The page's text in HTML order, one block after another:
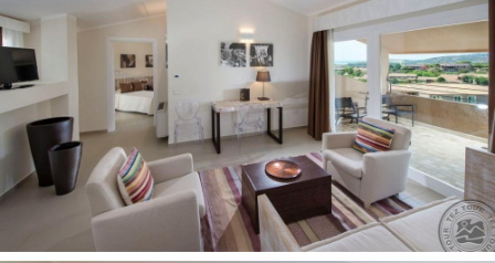
Teniso kortas
Baseinai vaikams: 1
Restoranas vaikams
Paauglių klubas 2
Vaikų klubas
Auklė pagal atskirą užklausimą, už papildomą mokestį
Paplūdimys:
Įėjimas į jūrą smėlio